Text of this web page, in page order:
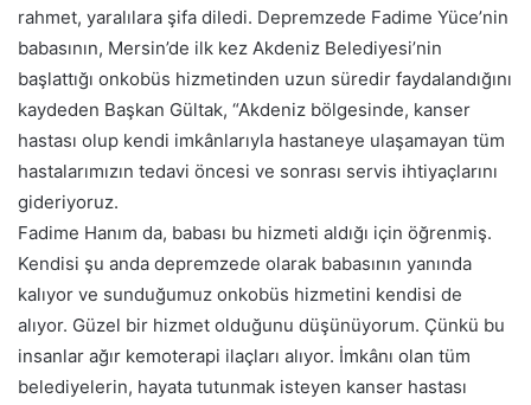
rahmet, yaralılara şifa diledi. Depremzede Fadime Yüce’nin
babasının, Mersin’de ilk kez Akdeniz Belediyesi’nin
başlattığı onkobüs hizmetinden uzun süredir faydalandığını
kaydeden Başkan Gültak, “Akdeniz bölgesinde, kanser
hastası olup kendi imkânlarıyla hastaneye ulaşamayan tüm
hastalarımızın tedavi öncesi ve sonrası servis ihtiyaçlarını
gideriyoruz.
Fadime Hanım da, babası bu hizmeti aldığı için öğrenmiş.
Kendisi şu anda depremzede olarak babasının yanında
kalıyor ve sunduğumuz onkobüs hizmetini kendisi de
alıyor. Güzel bir hizmet olduğunu düşünüyorum. Çünkü bu
insanlar ağır kemoterapi ilaçları alıyor. İmkânı olan tüm
belediyelerin, hayata tutunmak isteyen kanser hastası